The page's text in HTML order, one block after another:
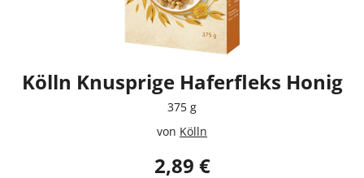
Kölln Knusprige Haferfleks Honig
375 g
von Kölln
2,89 €